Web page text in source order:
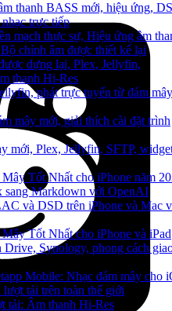
thanh BASS mới, hiệu ứng,
trực tiếp
mạch thực sự, Hiệu ứng âm
chỉnh âm được thiết kế lại
dựng lại, Plex, Jellyfin,
thanh Hi-Res
phát trực tuyến từ đám mây
mây mới, giải thích cài đặt trình
mới, Plex, Jellyfin, SFTP,
Tốt Nhất cho iPhone năm
sang Markdown với OpenAI
và DSD trên iPhone và Mac
Tốt Nhất cho iPhone và iPad
Synology, phong cách
Mobile: Nhạc đám mây cho
tải trên toàn thế giới
tải: Âm thanh Hi-Res